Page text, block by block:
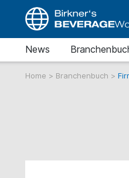
News
Home > Branchenbuch >